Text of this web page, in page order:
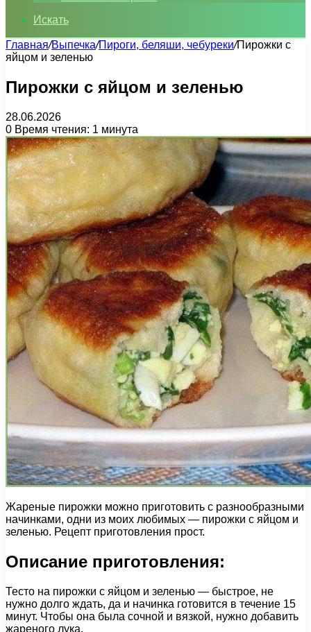
Искать
Главная/Выпечка/Пироги, беляши, чебуреки/Пирожки с
яйцом и зеленью
Пирожки с яйцом и зеленью
28.06.2026
0 Время чтения: 1 минута
Жареные пирожки можно приготовить с разнообразными
начинками, одни из моих любимых — пирожки с яйцом и
зеленью. Рецепт приготовления прост.
Описание приготовления:
Тесто на пирожки с яйцом и зеленью — быстрое, не
нужно долго ждать, да и начинка готовится в течение 15
минут. Чтобы она была сочной и вязкой, нужно добавить
жареного лука.